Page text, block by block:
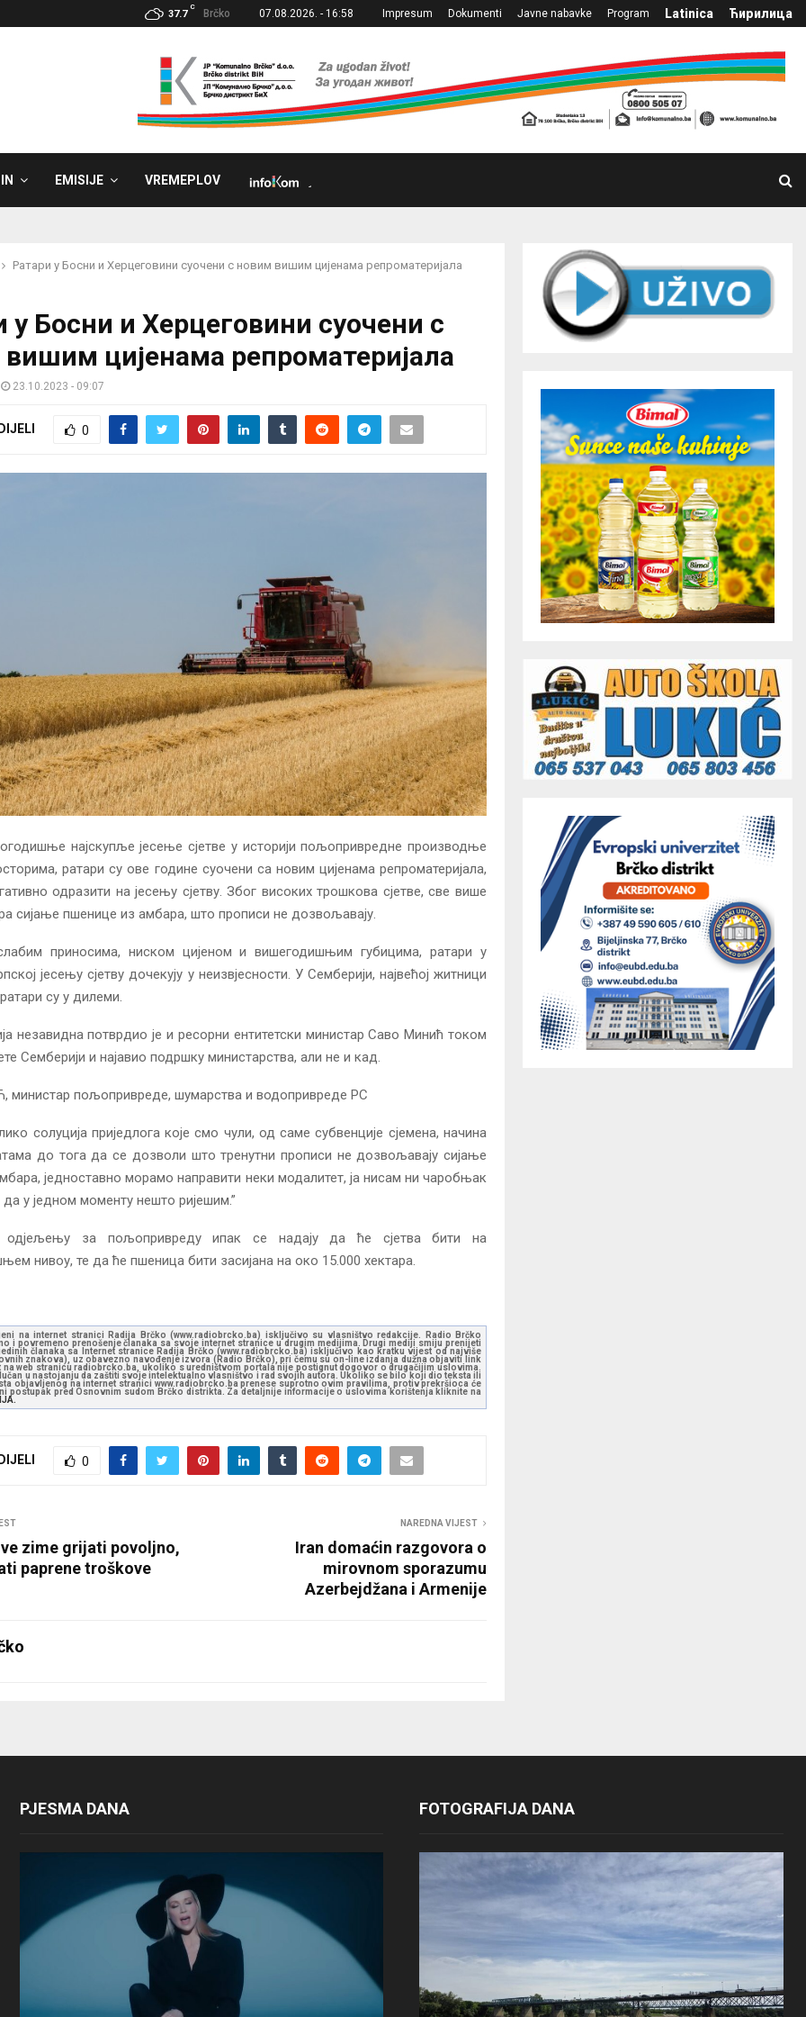
37.7
C
Brčko 07.08.2026. - 16:58 Impresum Dokumenti Javne nabavke Program Latinica Ћирилица
EMISIJE VREMEPLOV
Ратари у Босни и Херцеговини суочени с новим вишим цијенама репроматеријала
у Босни и Херцеговини суочени с
цијенама репроматеријала
23.10.2023 - 09:07
0
најскупље јесење сјетве у историји пољопривредне производње
ратари су ове године суочени са новим цијенама репроматеријала,
одразити на јесењу сјетву. Због високих трошкова сјетве, све више
сијање пшенице из амбара, што прописи не дозвољавају.
приносима, ниском цијеном и вишегодишњим губицима, ратари у
јесењу сјетву дочекују у неизвјесности. У Семберији, највећој житници
су у дилеми.
незавидна потврдио је и ресорни ентитетски министар Саво Минић током
Семберији и најавио подршку министарства, али не и кад.
пољопривреде, шумарства и водопривреде РС
солуција приједлога које смо чули, од саме субвенције сјемена, начина
до тога да се дозволи што тренутни прописи не дозвољавају сијање
једноставно морамо направити неки модалитет, ја нисам ни чаробњак
у једном моменту нешто ријешим.”
за пољопривреду ипак се надају да ће сјетва бити на
нивоу, те да ће пшеница бити засијана на око 15.000 хектара.
na internet stranici Radija Brčko (www.radiobrcko.ba) isključivo su vlasništvo redakcije. Radio Brčko
i povremeno prenošenje članaka sa svoje internet stranice u drugim medijima. Drugi mediji smiju prenijeti
članaka sa Internet stranice Radija Brčko (www.radiobrcko.ba) isključivo kao kratku vijest od najviše
znakova), uz obavezno navođenje izvora (Radio Brčko), pri čemu su on-line izdanja dužna objaviti link
na web stranicu radiobrcko.ba, ukoliko s uredništvom portala nije postignut dogovor o drugačijim uslovima.
u nastojanju da zaštiti svoje intelektualno vlasništvo i rad svojih autora. Ukoliko se bilo koji dio teksta ili
objavljenog na internet stranici www.radiobrcko.ba prenese suprotno ovim pravilima, protiv prekršioca će
postupak pred Osnovnim sudom Brčko distrikta. Za detaljnije informacije o uslovima korištenja kliknite na
0
zime grijati povoljno,
paprene troškove
NAREDNA VIJEST
Iran domaćin razgovora o
mirovnom sporazumu
Azerbejdžana i Armenije
PJESMA DANA FOTOGRAFIJA DANA